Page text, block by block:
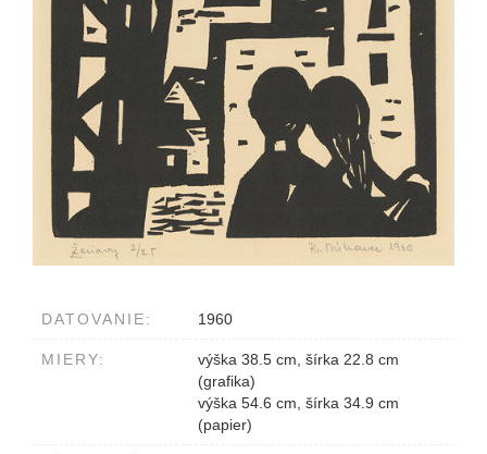
DATOVANIE: 1960
MIERY:
výška 38.5 cm, šírka 22.8 cm
(grafika)
výška 54.6 cm, šírka 34.9 cm
(papier)